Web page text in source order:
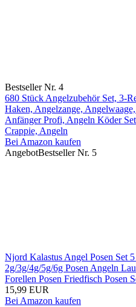
Bestseller Nr. 4
680 Stück Angelzubehör Set, 3-
Haken, Angelzange,
Anfänger Profi, Angeln Köder
Crappie, Angeln
Bei Amazon kaufen
AngebotBestseller Nr. 5
Njord Kalastus Angel Posen Set
2g/3g/4g/5g/6g Posen Angeln
Forellen Posen Friedfisch Posen
15,99 EUR
Bei Amazon kaufen